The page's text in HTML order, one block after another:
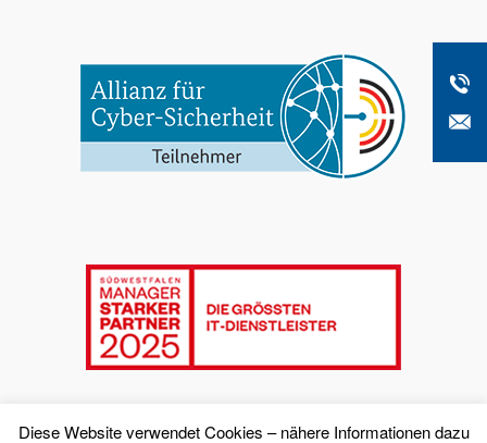
Diese Website verwendet Cookies – nähere Informationen dazu